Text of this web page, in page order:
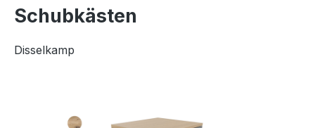
Schubkästen
Disselkamp